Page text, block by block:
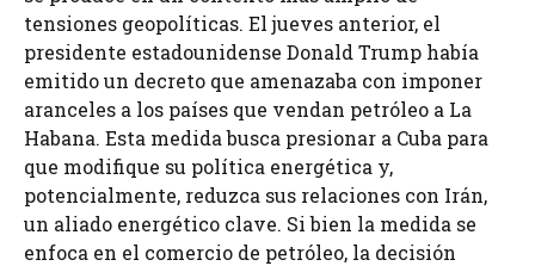
tensiones geopolíticas. El jueves anterior, el
presidente estadounidense Donald Trump había
emitido un decreto que amenazaba con imponer
aranceles a los países que vendan petróleo a La
Habana. Esta medida busca presionar a Cuba para
que modifique su política energética y,
potencialmente, reduzca sus relaciones con Irán,
un aliado energético clave. Si bien la medida se
enfoca en el comercio de petróleo, la decisión